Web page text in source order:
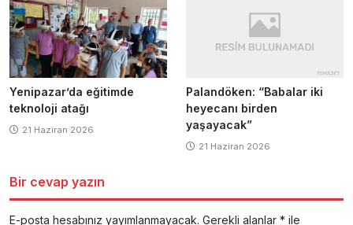
Yenipazar’da eğitimde
teknoloji atağı
21 Haziran 2026
Palandöken: “Babalar iki
heyecanı birden
yaşayacak”
21 Haziran 2026
Bir cevap yazın
E-posta hesabınız yayımlanmayacak. Gerekli alanlar * ile